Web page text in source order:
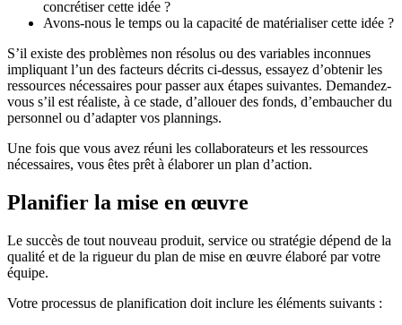
concrétiser cette idée ?
Avons-nous le temps ou la capacité de matérialiser cette idée ?
S’il existe des problèmes non résolus ou des variables inconnues
impliquant l’un des facteurs décrits ci-dessus, essayez d’obtenir les
ressources nécessaires pour passer aux étapes suivantes. Demandez-
vous s’il est réaliste, à ce stade, d’allouer des fonds, d’embaucher du
personnel ou d’adapter vos plannings.
Une fois que vous avez réuni les collaborateurs et les ressources
nécessaires, vous êtes prêt à élaborer un plan d’action.
Planifier la mise en œuvre
Le succès de tout nouveau produit, service ou stratégie dépend de la
qualité et de la rigueur du plan de mise en œuvre élaboré par votre
équipe.
Votre processus de planification doit inclure les éléments suivants :